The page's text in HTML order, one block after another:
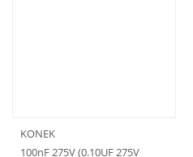
KONEK
100nF 275V (0.10UF 275V